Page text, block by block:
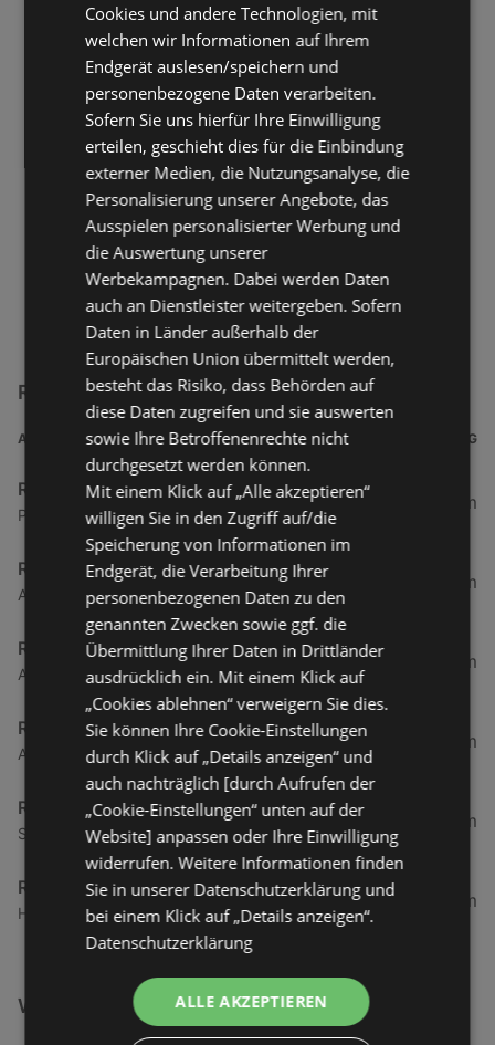
Runners Point Filialen in der Nähe
ADRESSE ENTFERNUNG
Runners Point
Parkstraße 1, 26382 Wilhelmshaven
96,14 km
Runners Point
Achternstraße 6, 26122 Oldenburg
114,11 km
Runners Point
Am Längengrad 12, 27568 Bremerhaven
126,24 km
Runners Point
Ag-Weser-Straße 1, 28237 Bremen
148,2 km
Runners Point
Sögestraße 29, 28195 Bremen
153,13 km
Runners Point
Hans-Bredow-Straße 19, 28307 Bremen
163,6 km
Weitere Freizeit & Hobby Filialen in der Nähe
Cookies und andere Technologien, mit
welchen wir Informationen auf Ihrem
Endgerät auslesen/speichern und
personenbezogene Daten verarbeiten.
Sofern Sie uns hierfür Ihre Einwilligung
erteilen, geschieht dies für die Einbindung
externer Medien, die Nutzungsanalyse, die
Personalisierung unserer Angebote, das
Ausspielen personalisierter Werbung und
die Auswertung unserer
Werbekampagnen. Dabei werden Daten
auch an Dienstleister weitergeben. Sofern
Daten in Länder außerhalb der
Europäischen Union übermittelt werden,
besteht das Risiko, dass Behörden auf
diese Daten zugreifen und sie auswerten
sowie Ihre Betroffenenrechte nicht
durchgesetzt werden können.
Mit einem Klick auf „Alle akzeptieren“
willigen Sie in den Zugriff auf/die
Speicherung von Informationen im
Endgerät, die Verarbeitung Ihrer
personenbezogenen Daten zu den
genannten Zwecken sowie ggf. die
Übermittlung Ihrer Daten in Drittländer
ausdrücklich ein. Mit einem Klick auf
„Cookies ablehnen“ verweigern Sie dies.
Sie können Ihre Cookie-Einstellungen
durch Klick auf „Details anzeigen“ und
auch nachträglich [durch Aufrufen der
„Cookie-Einstellungen“ unten auf der
Website] anpassen oder Ihre Einwilligung
widerrufen. Weitere Informationen finden
Sie in unserer Datenschutzerklärung und
bei einem Klick auf „Details anzeigen“.
Datenschutzerklärung
ALLE AKZEPTIEREN